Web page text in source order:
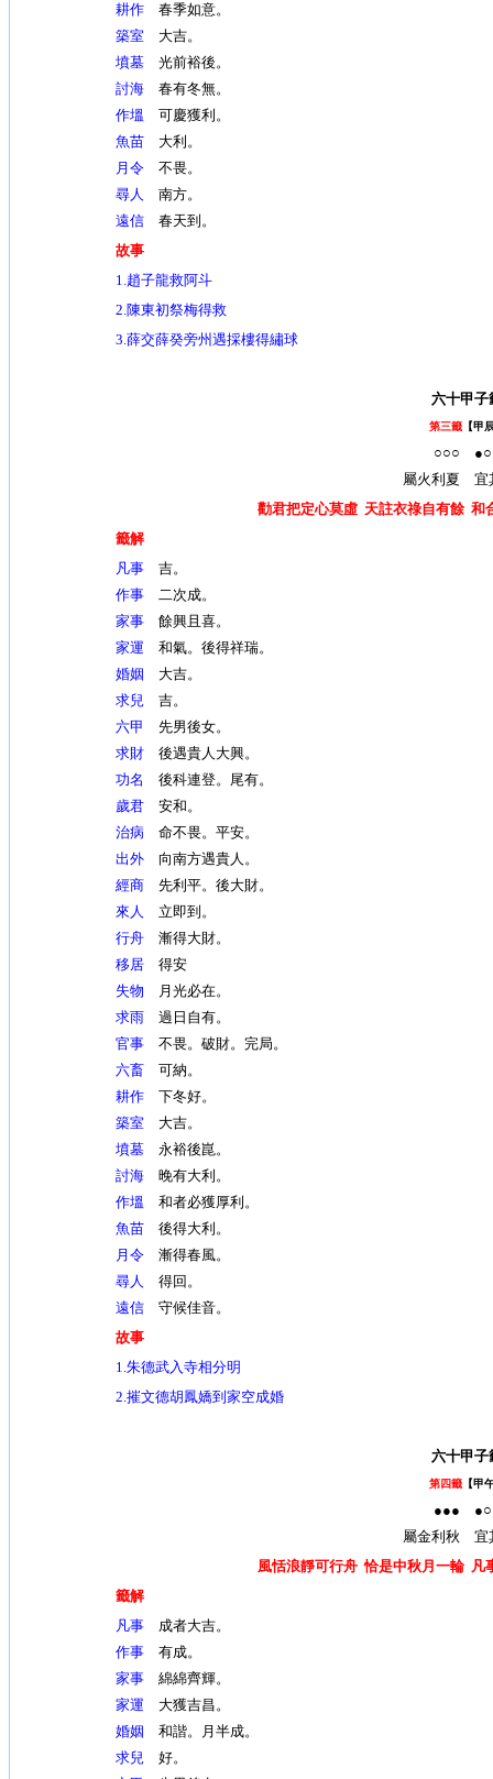
耕作春季如意。
築室大吉。
墳墓光前裕後。
討海春有冬無。
作塭 可慶獲利。
魚苗大利。
月令不畏。
尋人 南方。
遠信春天到。
故事
1.趙子龍救阿斗
2.陳東初祭梅得救
3.薛交薛癸旁州遇採樓得繡球
六十甲子
第三籤【甲
○○○
屬火利夏 宜
勸君把定心莫虛 天註衣祿自有餘 和
籤解
凡事吉。
作事二次成。
家事餘興且喜。
家運 和氣。後得祥瑞。
婚姻 大吉。
求兒吉。
六甲 先男後女。
求財後遇貴人大興。
功名 後科連登。尾有。
歲君安和。
治病 命不畏。平安。
出外向南方遇貴人。
經商先利平。後大財。
來人 立即到。
行舟漸得大財。
移居得安
失物 月光必在。
求雨過日自有。
官事不畏。破財。完局。
六畜可納。
耕作下冬好。
築室大吉。
墳墓永裕後崑。
討海晚有大利。
作塭 和者必獲厚利。
魚苗後得大利。
月令漸得春風。
尋人 得回。
遠信守候佳音。
故事
1.朱德武入寺相分明
2.摧文德胡鳳嬌到家空成婚
六十甲子
第四籤【甲
●●●
屬金利秋 宜
風恬浪靜可行舟 恰是中秋月一輪 凡
籤解
凡事成者大吉。
作事有成。
家事綿綿齊輝。
家運 大獲吉昌。
婚姻 和諧。月半成。
求兒好。